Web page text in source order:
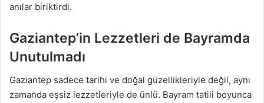
anılar biriktirdi.
Gaziantep’in Lezzetleri de Bayramda
Unutulmadı
Gaziantep sadece tarihi ve doğal güzellikleriyle değil, aynı
zamanda eşsiz lezzetleriyle de ünlü. Bayram tatili boyunca